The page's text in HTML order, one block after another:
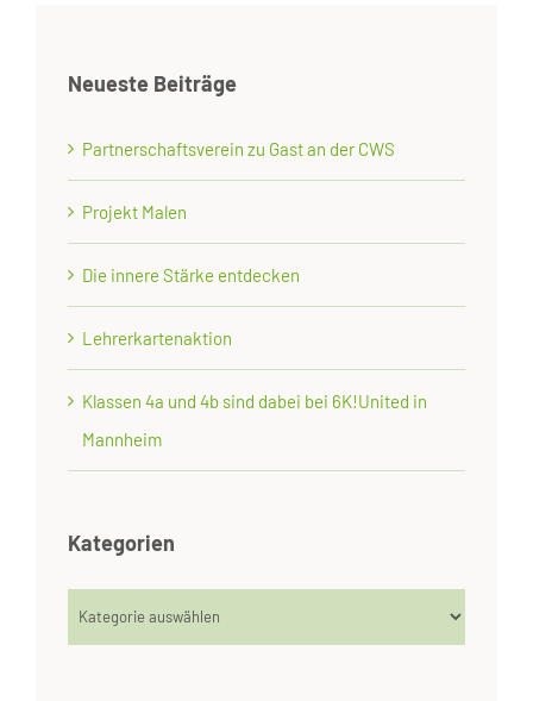
Neueste Beiträge
Partnerschaftsverein zu Gast an der CWS
Projekt Malen
Die innere Stärke entdecken
Lehrerkartenaktion
Klassen 4a und 4b sind dabei bei 6K!United in
Mannheim
Kategorien
Kategorien